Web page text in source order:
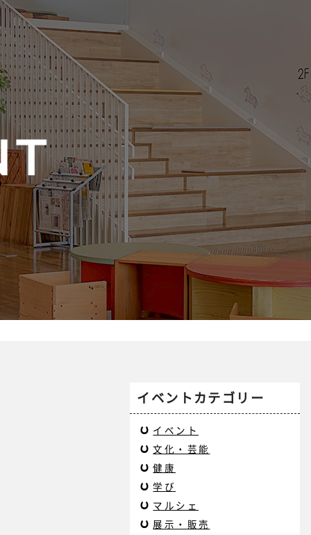
イベントカテゴリー
イベント
文化・芸能
健康
学び
マルシェ
展示・販売